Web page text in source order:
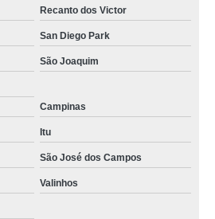
Recanto dos Victor
San Diego Park
São Joaquim
Campinas
Itu
São José dos Campos
Valinhos